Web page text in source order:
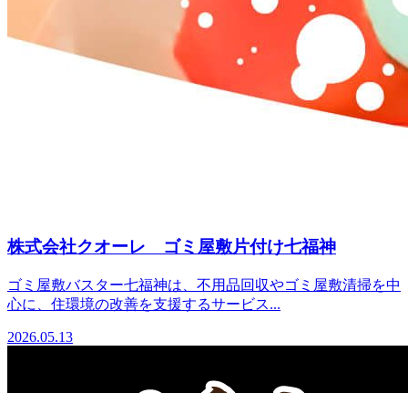
株式会社クオーレ ゴミ屋敷片付け七福神
ゴミ屋敷バスター七福神は、不用品回収やゴミ屋敷清掃を中
心に、住環境の改善を支援するサービス...
2026.05.13